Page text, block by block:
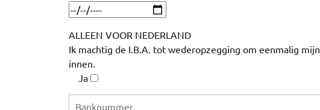
ALLEEN VOOR NEDERLAND
Ik machtig de I.B.A. tot wederopzegging om eenmalig mijn
innen.
Ja